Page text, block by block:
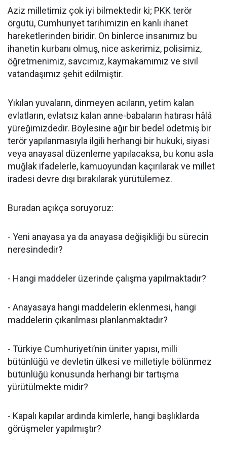
Aziz milletimiz çok iyi bilmektedir ki; PKK terör
örgütü, Cumhuriyet tarihimizin en kanlı ihanet
hareketlerinden biridir. On binlerce insanımız bu
ihanetin kurbanı olmuş, nice askerimiz, polisimiz,
öğretmenimiz, savcımız, kaymakamımız ve sivil
vatandaşımız şehit edilmiştir.
Yıkılan yuvaların, dinmeyen acıların, yetim kalan
evlatların, evlatsız kalan anne-babaların hatırası hâlâ
yüreğimizdedir. Böylesine ağır bir bedel ödetmiş bir
terör yapılanmasıyla ilgili herhangi bir hukuki, siyasi
veya anayasal düzenleme yapılacaksa, bu konu asla
muğlak ifadelerle, kamuoyundan kaçırılarak ve millet
iradesi devre dışı bırakılarak yürütülemez.
Buradan açıkça soruyoruz:
- Yeni anayasa ya da anayasa değişikliği bu sürecin
neresindedir?
- Hangi maddeler üzerinde çalışma yapılmaktadır?
- Anayasaya hangi maddelerin eklenmesi, hangi
maddelerin çıkarılması planlanmaktadır?
- Türkiye Cumhuriyeti’nin üniter yapısı, milli
bütünlüğü ve devletin ülkesi ve milletiyle bölünmez
bütünlüğü konusunda herhangi bir tartışma
yürütülmekte midir?
- Kapalı kapılar ardında kimlerle, hangi başlıklarda
görüşmeler yapılmıştır?